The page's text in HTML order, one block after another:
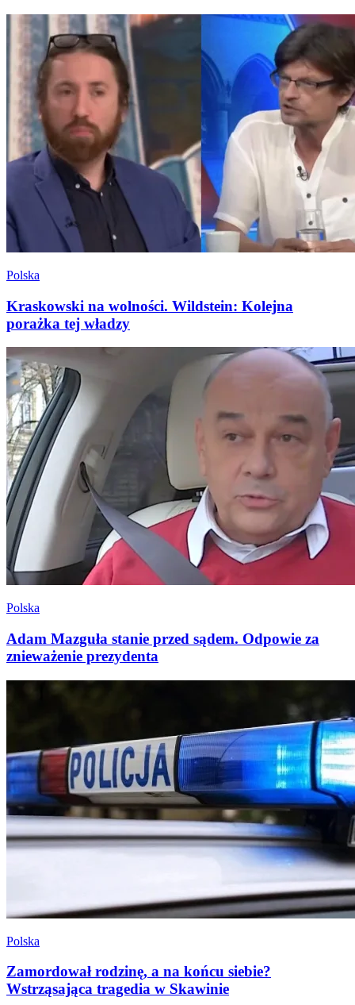
Polska
Kraskowski na wolności. Wildstein: Kolejna
porażka tej władzy
Polska
Adam Mazguła stanie przed sądem. Odpowie za
znieważenie prezydenta
Polska
Zamordował rodzinę, a na końcu siebie?
Wstrząsająca tragedia w Skawinie